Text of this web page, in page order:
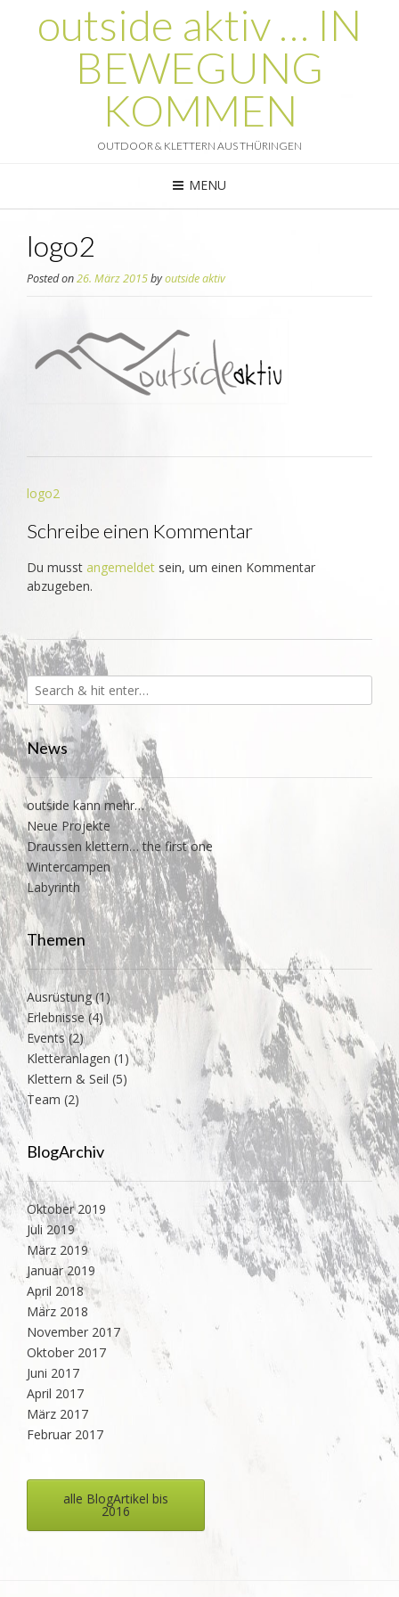
outside aktiv … IN
BEWEGUNG
KOMMEN
OUTDOOR & KLETTERN AUS THÜRINGEN
MENU
logo2
Posted on26. März 2015byoutside aktiv
Beitrags-
Navigation
logo2
Schreibe einen Kommentar
Du musst angemeldet sein, um einen Kommentar
abzugeben.
News
outside kann mehr…
Neue Projekte
Draussen klettern… the first one
Wintercampen
Labyrinth
Themen
Ausrüstung(1)
Erlebnisse(4)
Events(2)
Kletteranlagen (1)
Klettern & Seil (5)
Team (2)
BlogArchiv
Oktober 2019
Juli 2019
März 2019
Januar 2019
April 2018
März 2018
November 2017
Oktober 2017
Juni 2017
April 2017
März 2017
Februar 2017
alle BlogArtikel bis
2016